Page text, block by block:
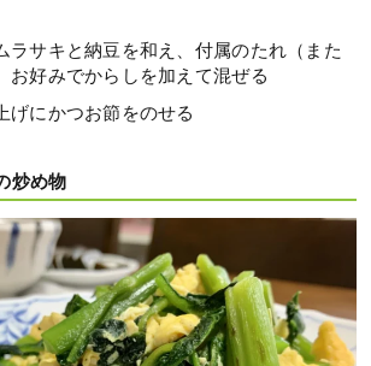
ラサキと納豆を和え、付属のたれ（また
お好みでからしを加えて混ぜる
げにかつお節をのせる
炒め物